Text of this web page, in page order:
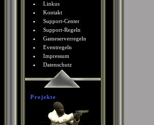
Linkus
Kontakt
Support-Center
Support-Regeln
Gameserverregeln
Eventregeln
Impressum
Datenschutz
Projekte